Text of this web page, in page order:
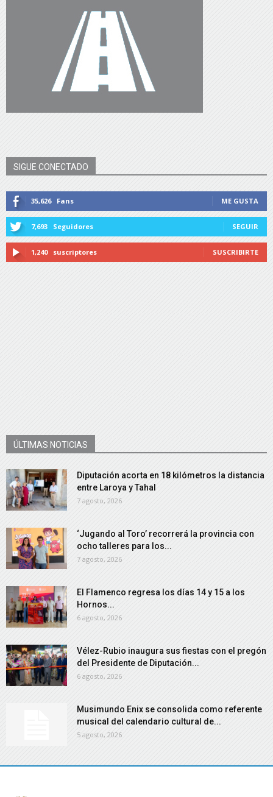
SIGUE CONECTADO
35,626 Fans ME GUSTA
7,693 Seguidores SEGUIR
1,240 suscriptores SUSCRIBIRTE
ÚLTIMAS NOTICIAS
Diputación acorta en 18 kilómetros la distancia
entre Laroya y Tahal
7 agosto, 2026
‘Jugando al Toro’ recorrerá la provincia con
ocho talleres para los...
7 agosto, 2026
El Flamenco regresa los días 14 y 15 a los
Hornos...
6 agosto, 2026
Vélez-Rubio inaugura sus fiestas con el pregón
del Presidente de Diputación...
6 agosto, 2026
Musimundo Enix se consolida como referente
musical del calendario cultural de...
5 agosto, 2026